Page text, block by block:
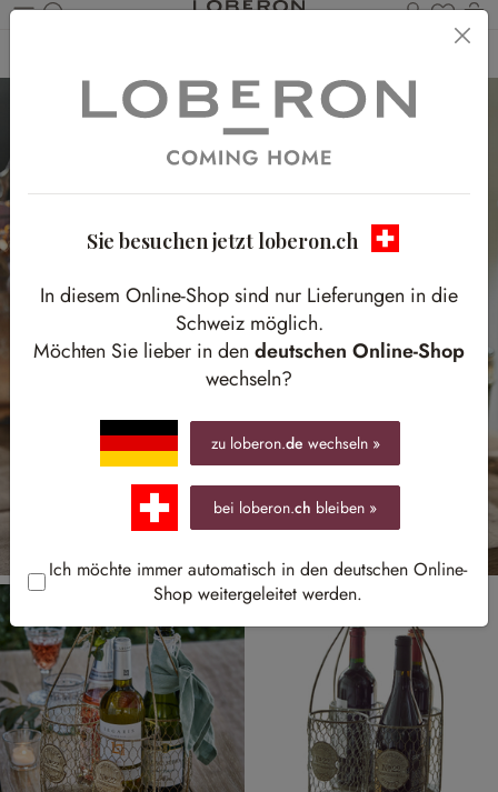
Du
Sie besuchen jetzt loberon.ch
In diesem Online-Shop sind nur Lieferungen in die
Schweiz möglich.
Möchten Sie lieber in den deutschen Online-Shop
wechseln?
zu loberon.de wechseln »
bei loberon.ch bleiben »
Ich möchte immer automatisch in den deutschen Online-
Shop weitergeleitet werden.